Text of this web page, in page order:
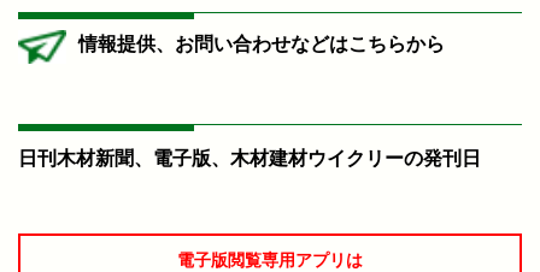
情報提供、お問い合わせなどはこちらから
日刊木材新聞、電子版、木材建材ウイクリーの発刊日
電子版閲覧専用アプリは